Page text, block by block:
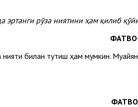
эртанги рўза ниятини ҳам қилиб
билан тутиш ҳам мумкин.